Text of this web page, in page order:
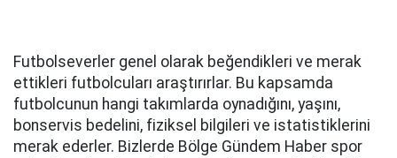
Futbolseverler genel olarak beğendikleri ve merak
ettikleri futbolcuları araştırırlar. Bu kapsamda
futbolcunun hangi takımlarda oynadığını, yaşını,
bonservis bedelini, fiziksel bilgileri ve istatistiklerini
merak ederler. Bizlerde Bölge Gündem Haber spor